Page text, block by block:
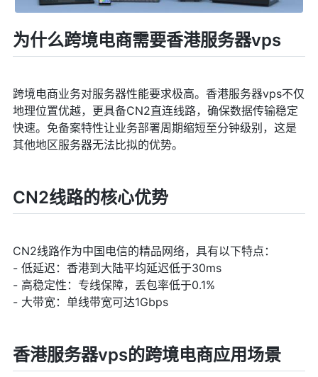
为什么跨境电商需要香港服务器vps
跨境电商业务对服务器性能要求极高。香港服务器vps不仅
地理位置优越，更具备CN2直连线路，确保数据传输稳定
快速。免备案特性让业务部署周期缩短至分钟级别，这是
其他地区服务器无法比拟的优势。
CN2线路的核心优势
CN2线路作为中国电信的精品网络，具有以下特点：
- 低延迟：香港到大陆平均延迟低于30ms
- 高稳定性：专线保障，丢包率低于0.1%
- 大带宽：单线带宽可达1Gbps
香港服务器vps的跨境电商应用场景